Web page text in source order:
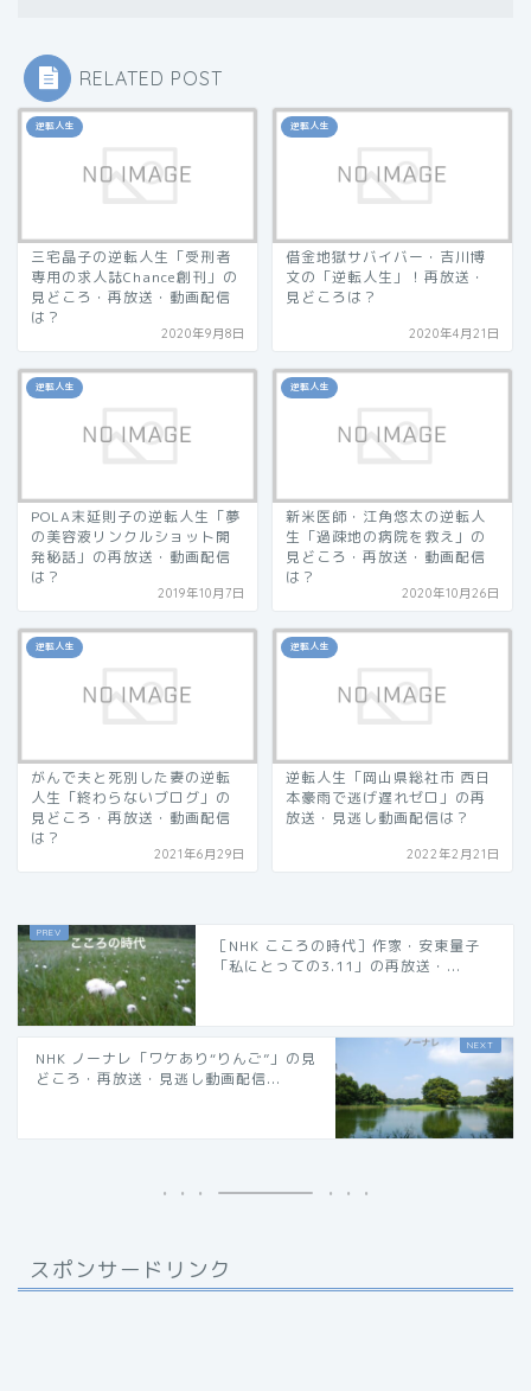
RELATED POST
逆転人生
三宅晶子の逆転人生「受刑者
専用の求人誌Chance創刊」の
見どころ・再放送・動画配信
は？
2020年9月8日
逆転人生
借金地獄サバイバー・吉川博
文の「逆転人生」！再放送・
見どころは？
2020年4月21日
逆転人生
POLA末延則子の逆転人生「夢
の美容液リンクルショット開
発秘話」の再放送・動画配信
は？
2019年10月7日
逆転人生
新米医師・江角悠太の逆転人
生「過疎地の病院を救え」の
見どころ・再放送・動画配信
は？
2020年10月26日
逆転人生
がんで夫と死別した妻の逆転
人生「終わらないブログ」の
見どころ・再放送・動画配信
は？
2021年6月29日
逆転人生
逆転人生「岡山県総社市 西日
本豪雨で逃げ遅れゼロ」の再
放送・見逃し動画配信は？
2022年2月21日
［NHK こころの時代］作家・安東量子
「私にとっての3.11」の再放送・...
NHK ノーナレ「ワケあり“りんご”」の見
どころ・再放送・見逃し動画配信...
スポンサードリンク